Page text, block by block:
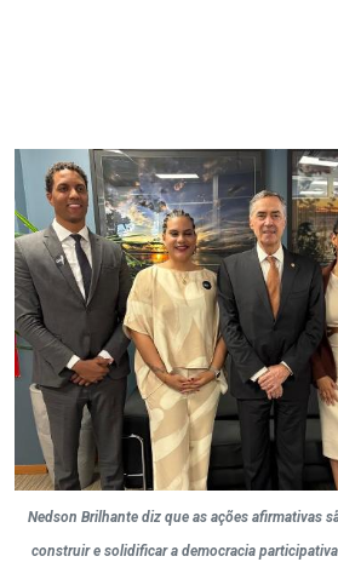
Nedson Brilhante diz que as ações afirmativas
construir e solidificar a democracia